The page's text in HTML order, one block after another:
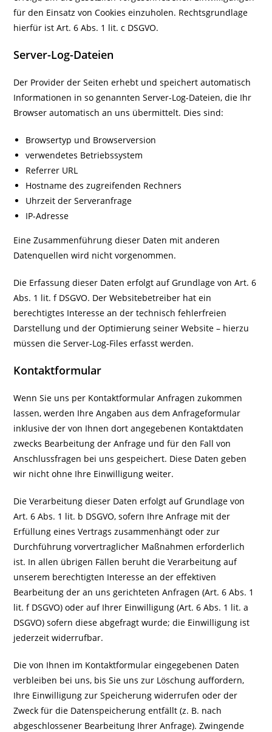
für den Einsatz von Cookies einzuholen. Rechtsgrundlage
hierfür ist Art. 6 Abs. 1 lit. c DSGVO.
Server-Log-Dateien
Der Provider der Seiten erhebt und speichert automatisch
Informationen in so genannten Server-Log-Dateien, die Ihr
Browser automatisch an uns übermittelt. Dies sind:
Browsertyp und Browserversion
verwendetes Betriebssystem
Referrer URL
Hostname des zugreifenden Rechners
Uhrzeit der Serveranfrage
IP-Adresse
Eine Zusammenführung dieser Daten mit anderen
Datenquellen wird nicht vorgenommen.
Die Erfassung dieser Daten erfolgt auf Grundlage von Art. 6
Abs. 1 lit. f DSGVO. Der Websitebetreiber hat ein
berechtigtes Interesse an der technisch fehlerfreien
Darstellung und der Optimierung seiner Website – hierzu
müssen die Server-Log-Files erfasst werden.
Kontaktformular
Wenn Sie uns per Kontaktformular Anfragen zukommen
lassen, werden Ihre Angaben aus dem Anfrageformular
inklusive der von Ihnen dort angegebenen Kontaktdaten
zwecks Bearbeitung der Anfrage und für den Fall von
Anschlussfragen bei uns gespeichert. Diese Daten geben
wir nicht ohne Ihre Einwilligung weiter.
Die Verarbeitung dieser Daten erfolgt auf Grundlage von
Art. 6 Abs. 1 lit. b DSGVO, sofern Ihre Anfrage mit der
Erfüllung eines Vertrags zusammenhängt oder zur
Durchführung vorvertraglicher Maßnahmen erforderlich
ist. In allen übrigen Fällen beruht die Verarbeitung auf
unserem berechtigten Interesse an der effektiven
Bearbeitung der an uns gerichteten Anfragen (Art. 6 Abs. 1
lit. f DSGVO) oder auf Ihrer Einwilligung (Art. 6 Abs. 1 lit. a
DSGVO) sofern diese abgefragt wurde; die Einwilligung ist
jederzeit widerrufbar.
Die von Ihnen im Kontaktformular eingegebenen Daten
verbleiben bei uns, bis Sie uns zur Löschung auffordern,
Ihre Einwilligung zur Speicherung widerrufen oder der
Zweck für die Datenspeicherung entfällt (z. B. nach
abgeschlossener Bearbeitung Ihrer Anfrage). Zwingende